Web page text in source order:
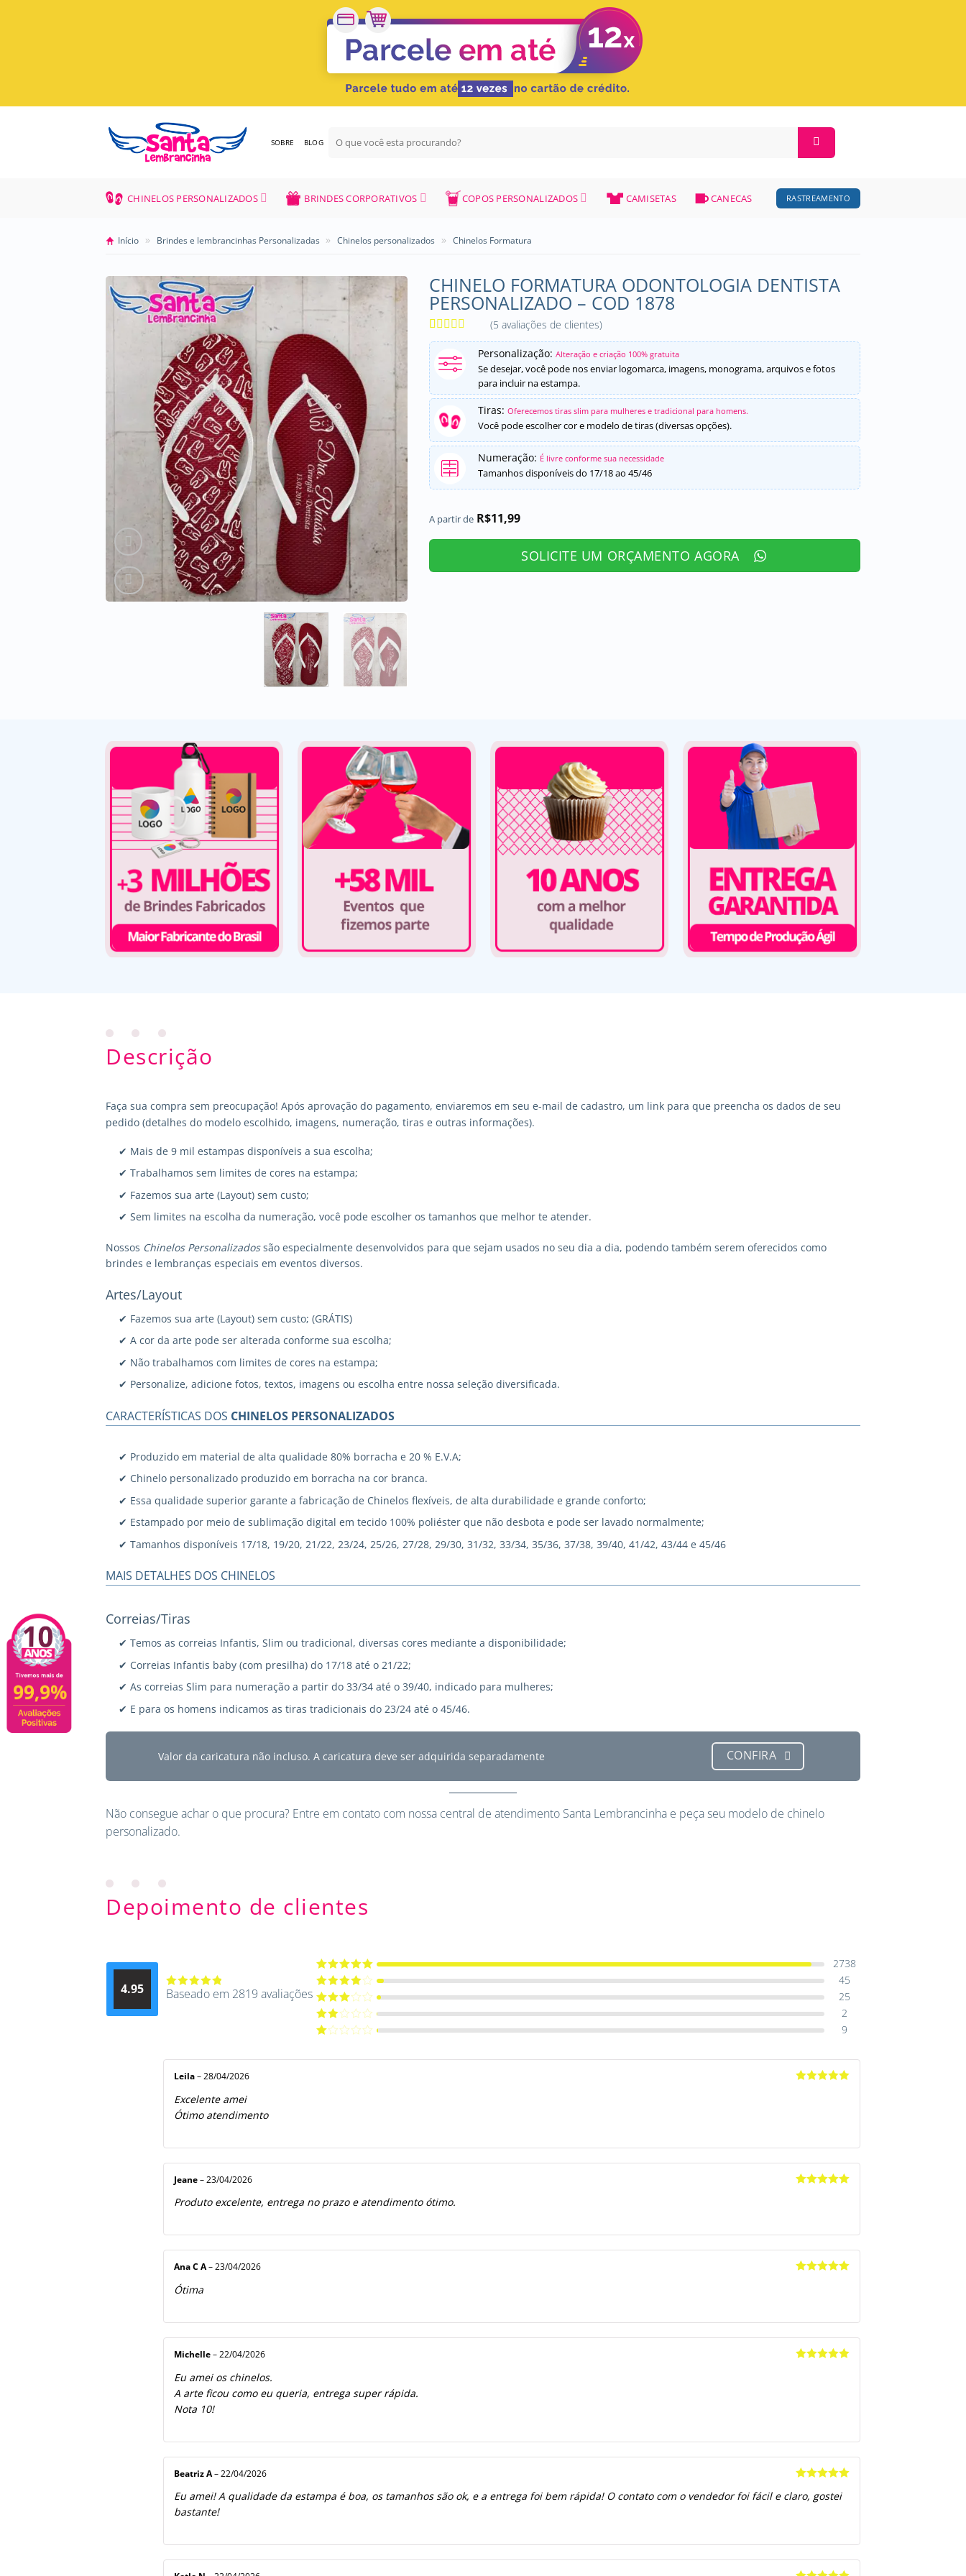
SOBRE BLOG
por:
CHINELOS PERSONALIZADOS BRINDES CORPORATIVOS COPOS PERSONALIZADOS CAMISETAS CANECAS RASTREAMENTO
Início » Brindes e lembrancinhas Personalizadas » Chinelos personalizados » Chinelos Formatura
CHINELO FORMATURA ODONTOLOGIA DENTISTA
PERSONALIZADO – COD 1878
Avaliado
como
5, com
baseado em
5
avaliações
de clientes
(5 avaliações de clientes)
Personalização: Alteração e criação 100% gratuita
Se desejar, você pode nos enviar logomarca, imagens, monograma, arquivos e fotos
para incluir na estampa.
Tiras: Oferecemos tiras slim para mulheres e tradicional para homens.
Você pode escolher cor e modelo de tiras (diversas opções).
Numeração: É livre conforme sua necessidade
Tamanhos disponíveis do 17/18 ao 45/46
A partir de R$11,99
SOLICITE UM ORÇAMENTO AGORA
Descrição
Faça sua compra sem preocupação! Após aprovação do pagamento, enviaremos em seu e-mail de cadastro, um link para que preencha os dados de seu
pedido (detalhes do modelo escolhido, imagens, numeração, tiras e outras informações).
✔ Mais de 9 mil estampas disponíveis a sua escolha;
✔ Trabalhamos sem limites de cores na estampa;
✔ Fazemos sua arte (Layout) sem custo;
✔ Sem limites na escolha da numeração, você pode escolher os tamanhos que melhor te atender.
Nossos Chinelos Personalizadossão especialmente desenvolvidos para que sejam usados no seu dia a dia, podendo também serem oferecidos como
brindes e lembranças especiais em eventos diversos.
Artes/Layout
✔ Fazemos sua arte (Layout) sem custo; (GRÁTIS)
✔ A cor da arte pode ser alterada conforme sua escolha;
✔ Não trabalhamos com limites de cores na estampa;
✔ Personalize, adicione fotos, textos, imagens ou escolha entre nossa seleção diversificada.
CARACTERÍSTICAS DOS CHINELOS PERSONALIZADOS
✔ Produzido em material de alta qualidade 80% borracha e 20 % E.V.A;
✔ Chinelo personalizado produzido em borracha na cor branca.
✔ Essa qualidade superior garante a fabricação de Chinelos flexíveis, de alta durabilidade e grande conforto;
✔ Estampado por meio de sublimação digital em tecido 100% poliéster que não desbota e pode ser lavado normalmente;
✔ Tamanhos disponíveis 17/18, 19/20, 21/22, 23/24, 25/26, 27/28, 29/30, 31/32, 33/34, 35/36, 37/38, 39/40, 41/42, 43/44 e 45/46
MAIS DETALHES DOS CHINELOS
Correias/Tiras
✔ Temos as correias Infantis, Slim ou tradicional, diversas cores mediante a disponibilidade;
✔ Correias Infantis baby (com presilha) do 17/18 até o 21/22;
✔ As correias Slim para numeração a partir do 33/34 até o 39/40, indicado para mulheres;
✔ E para os homens indicamos as tiras tradicionais do 23/24 até o 45/46.
Valor da caricatura não incluso. A caricatura deve ser adquirida separadamente CONFIRA
Não consegue achar o que procura? Entre em contato com nossa central de atendimento Santa Lembrancinha e peça seu modelo de chinelo
personalizado.
Depoimento de clientes
4.95
Avaliação
Baseado em 2819 avaliações
Avaliação5
2738
Avaliação
45
Avaliação
25
Avaliação
2
9
Leila – 28/04/2026
Excelente amei
Ótimo atendimento
Jeane – 23/04/2026
Produto excelente, entrega no prazo e atendimento ótimo.
Ana C A– 23/04/2026
Ótima
Michelle – 22/04/2026
Eu amei os chinelos.
A arte ficou como eu queria, entrega super rápida.
Nota 10!
de 5
Beatriz A – 22/04/2026
Eu amei! A qualidade da estampa é boa, os tamanhos são ok, e a entrega foi bem rápida! O contato com o vendedor foi fácil e claro, gostei
bastante!